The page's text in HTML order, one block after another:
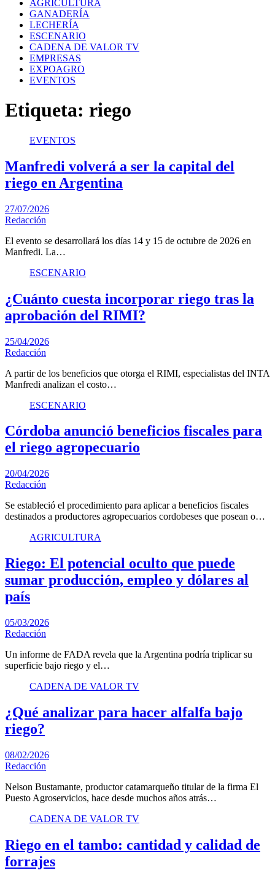
AGRICULTURA
GANADERÍA
LECHERÍA
ESCENARIO
CADENA DE VALOR TV
EMPRESAS
EXPOAGRO
EVENTOS
Etiqueta: riego
EVENTOS
Manfredi volverá a ser la capital del
riego en Argentina
27/07/2026
Redacción
El evento se desarrollará los días 14 y 15 de octubre de 2026 en
Manfredi. La…
ESCENARIO
¿Cuánto cuesta incorporar riego tras la
aprobación del RIMI?
25/04/2026
Redacción
A partir de los beneficios que otorga el RIMI, especialistas del INTA
Manfredi analizan el costo…
ESCENARIO
Córdoba anunció beneficios fiscales para
el riego agropecuario
20/04/2026
Redacción
Se estableció el procedimiento para aplicar a beneficios fiscales
destinados a productores agropecuarios cordobeses que posean o…
AGRICULTURA
Riego: El potencial oculto que puede
sumar producción, empleo y dólares al
país
05/03/2026
Redacción
Un informe de FADA revela que la Argentina podría triplicar su
superficie bajo riego y el…
CADENA DE VALOR TV
¿Qué analizar para hacer alfalfa bajo
riego?
08/02/2026
Redacción
Nelson Bustamante, productor catamarqueño titular de la firma El
Puesto Agroservicios, hace desde muchos años atrás…
CADENA DE VALOR TV
Riego en el tambo: cantidad y calidad de
forrajes